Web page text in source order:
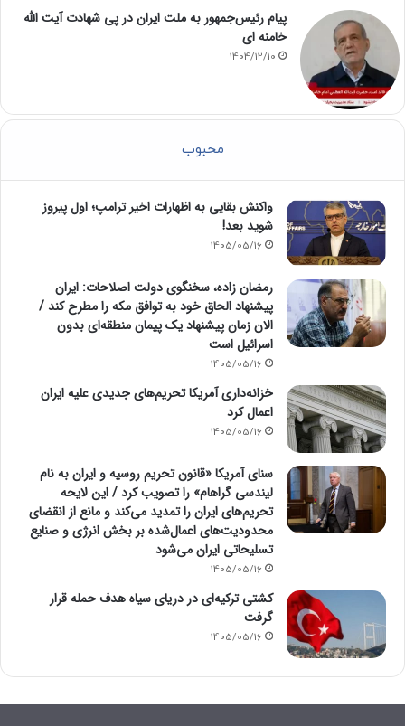
پیام رئیس‌جمهور به ملت ایران در پی شهادت آیت الله
خامنه ای
1404/12/10
محبوب
واکنش بقایی به اظهارات اخیر ترامپ؛ اول پیروز
شوید بعد!
1405/05/16
رمضان زاده، سخنگوی دولت اصلاحات: ایران
پیشنهاد الحاق خود به توافق مکه را مطرح کند /
الان زمان پیشنهاد یک پیمان منطقه‌ای بدون
اسرائیل است
1405/05/16
خزانه‌داری آمریکا تحریم‌های جدیدی علیه ایران
اعمال کرد
1405/05/16
سنای آمریکا «قانون تحریم روسیه و ایران به نام
لیندسی گراهام» را تصویب کرد / این لایحه
تحریم‌های ایران را تمدید می‌کند و مانع از انقضای
محدودیت‌های اعمال‌شده بر بخش انرژی و صنایع
تسلیحاتی ایران می‌شود
1405/05/16
کشتی ترکیه‌ای در دریای سیاه هدف حمله قرار
گرفت
1405/05/16